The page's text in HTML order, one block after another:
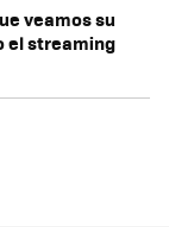
veamos su
el streaming